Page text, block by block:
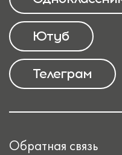
Обратная связь
Ютуб
Телеграм